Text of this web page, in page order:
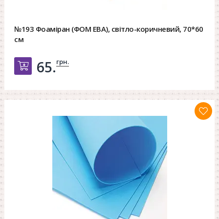
№193 Фоаміран (ФОМ ЕВА), світло-коричневий, 70*60
см
Добавить в корзину
65.грн.